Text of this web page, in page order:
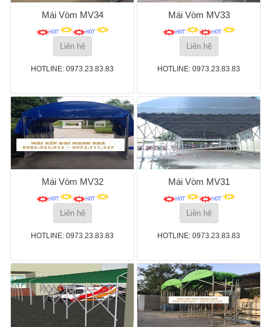
Mái Vòm MV34
Liên hệ
HOTLINE: 0973.23.83.83
Mái Vòm MV33
Liên hệ
HOTLINE: 0973.23.83.83
Mái Vòm MV32
Liên hệ
HOTLINE: 0973.23.83.83
Mái Vòm MV31
Liên hệ
HOTLINE: 0973.23.83.83